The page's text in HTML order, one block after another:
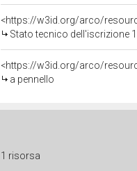
<https://w3id.org/arco/
Stato tecnico dell'iscrizione
<https://w3id.org/arco/
a pennello
1 risorsa